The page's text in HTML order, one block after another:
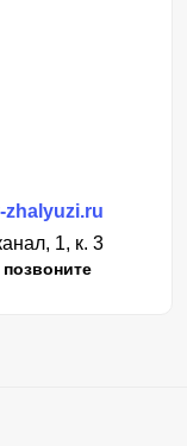
zhalyuzi.ru
1, к. 3